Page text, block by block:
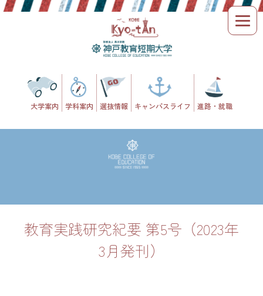
Skip
to
大学案内 学科案内 選抜情報 キャンパスライフ 進路・就職
教育実践研究紀要 第5号（2023年
3月発刊）